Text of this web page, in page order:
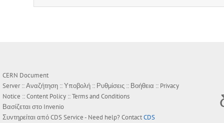
CERN Document
Server ::Αναζήτηση ::Υποβολή :: Ρυθμίσεις :: Βοήθεια :: Privacy
Notice ::Content Policy ::Terms and Conditions
Βασίζεται στο Invenio
Συντηρείται απόCDS Service- Need help? ContactCDS